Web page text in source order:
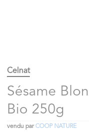
Celnat
Sésame
Bio 250g
vendu parCOOP NATURE